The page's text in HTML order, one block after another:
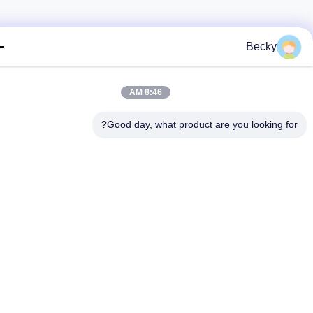
Becky
8:46 AM
Good day, what product are you looking